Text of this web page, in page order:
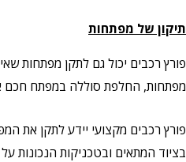
תיקון של מפתחות
פורץ רכבים יכול גם לתקן מפתחות
מפתחות, החלפת סוללה במפתח חכם
פורץ רכבים מקצועי יידע לתקן את
בציוד המתאים ובטכניקות הנכונות